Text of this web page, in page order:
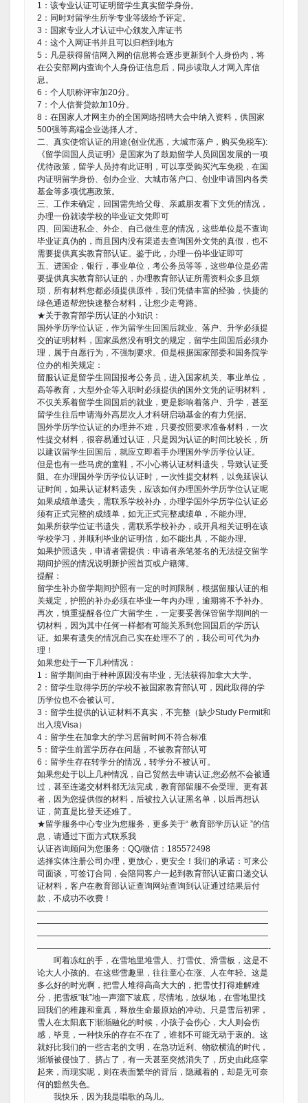
1：该专业认证可证明留学生真实留学身份。
2：同时对留学生所学专业等级给予评定。
3：国家专业人才认证中心颁发入库证书
4：这个入网证书并且可以归档到地方
5：凡是获得留信网入网的信息将会逐步更新到个人身份内，将
在公安部网内查询个人身份证信息后，同步读取人才网入库信
息。
6：个人职称评审加20分。
7：个人信誉贷款加10分。
8：在国家人才网主办的全国网络招聘大会中纳入资料，供国家
500强等高端企业选择人才。
二、真实使馆认证的用途(创业优惠，大城市落户，购买免税车):
《留学回国人员证明》是国家为了鼓励留学人员回国发展的一项
优待政策，留学人员持有此证明，可以享受购买汽车免税，在国
内证明留学身份、创办企业、大城市落户口、创业申请国内各类
基金等多项优惠政策。
三、工作未确定，回国需先给父母、亲戚朋友看下文凭的情况，
办理一份就读学校的毕业证文凭即可
四、回国进私企、外企、自己做生意的情况，这些单位是不查询
毕业证真伪的，而且国内没有渠道去查询国外文凭的真假，也不
需要提供真实教育部认证。鉴于此，办理一份毕业证即可
五、进国企，银行，事业单位，考公务员等等，这些单位是必需
要提供真实教育部认证的，办理教育部认证所需资料众多且烦
琐，所有材料您都必须提供原件，我们凭借丰富的经验，快捷的
绿色通道帮您快速整合材料，让您少走弯路。
★关于教育部学历认证的小知识：
国外学历学位认证，作为留学生回国后就业、落户、升学必须提
交的证明材料，国家虽然没有明文的规定，留学生回国后必须办
理，属于自愿行为，不强制要求。但是根据国家部委和国务院学
位办的相关规定：
留服认证是留学生回国报考公务员，进入国家机关、事业单位，
高等教育，大型外企等入职时必须提供的国外文凭的证明材料，
不仅关系着留学生回国后的就业，更是影响着落户、升学，甚至
留学生往后申请海外高层次人才科研启动基金的有力凭据。
国外学历学位认证的办理并不难，只要按照要求准备材料，一次
性提交材料，很容易通过认证，只是因为认证的时间比较长，所
以建议留学生回国后，就应立即着手办理国外学历学位认证。
但是也有一些马虎的童鞋，不小心将认证材料遗失，导致认证受
阻。在办理国外学历学位认证时，一次性提交材料，以免延误认
证时间，如果认证材料遗失，应该如何办理国外学历学位认证呢
如果成绩单遗失，需联系学校补办，办理学国外学历学位认证必
须有正式完整的成绩单，如无正式完整成绩单，不能办理。
如果所获学位证书遗失，需联系学校补办，或开具相关证明在该
学校学习，并顺利毕业的证明信，如不能出具，不能办理。
如果护照遗失，申请者需提供：申请者亲笔签名的无法提交留学
期间护照的情况说明新护照首页或户籍簿。
提醒：
留学生补办留学期间护照有一定的时间限制，根据留服认证的相
关规定，护照的补办必须在毕业一年内办理，逾期将不予补办。
再次，慎重提醒各位广大留学生，一定要妥善保管留学期间的一
切材料，因为其中任何一样都有可能关系到您回国后的学历认
证。如果有遗失的情况自己实在处理不了的，我公司可代为办
理！
如果您处于一下几种情况：
1：留学期间由于种种原因没有毕业，无法获得加拿大大学。
2：留学生取得学历的学校不被国家教育部认可，因此取得的学
历学位也不会被认可。
3：留学生提供的认证材料不真实，不完整（缺少Study Permit和
出入境Visa）
4：留学生在加拿大的学习居留时间不符合标准
5：留学生前置学历存在问题，不被教育部认可
6：留学生存在转学分的情况，转学分不被认可。
如果您处于以上几种情况，自己贸然去申请认证,您必然不会被通
过，甚至连递交材料都无法完成，教育部留服不会受理。更有甚
者，因为您提供假的材料，后被拉入认证黑名单，以后再想认
证，简直是比登天还难了。
★留学服务中心专业为您服务，更多关于“ 教育部学历认证 ”的信
息，请通过下面方式联系我
认证咨询顾问为您服务：QQ/微信：185572498
选择实体注册公司办理，更放心，更安全！我们的承诺：可来公
司面谈，可签订合同，会陪同客户一起到教育部认证窗口递交认
证材料，客户在教育部认证查询网站查询到认证通过结果后付
款，不成功不收费！
————————————————————————————
————————————————————————————
————————————————————————————
————————————————————————————-
呵着冻红的手，在雪地里堆雪人、打雪仗、滑雪板，这是不
论大人小孩的。在这些雪趣里，往往童心在涨、人在年轻。这是
多么好的时光啊，把雪人堆得高高大大的，把雪仗打得难解难
分，把雪板“吱”地一声溜下坡底，尽情地，放纵地，在雪地里找
回我们的稚趣和童真，释放生命最原始的冲动。只是雪后初霁，
雪人在太阳底下渐渐融化的时候，小孩子会伤心，大人则会伤
感，毕竟，一种快乐的存在不在了，谁都不可能无动于衷的。这
就好比我们的一些古老的文明，在急功近利、物欲横流的时代，
渐渐被侵蚀了、挤占了，有一天甚至突然消失了，历史由此痉挛
起来，而现实呢，则在表面繁华的背后，隐藏着的，却是无可奈
何的黯然失色。
我快乐，因为我是唱歌的鸟儿。